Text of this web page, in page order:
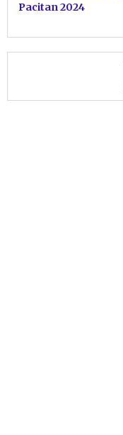
Pacitan 2024